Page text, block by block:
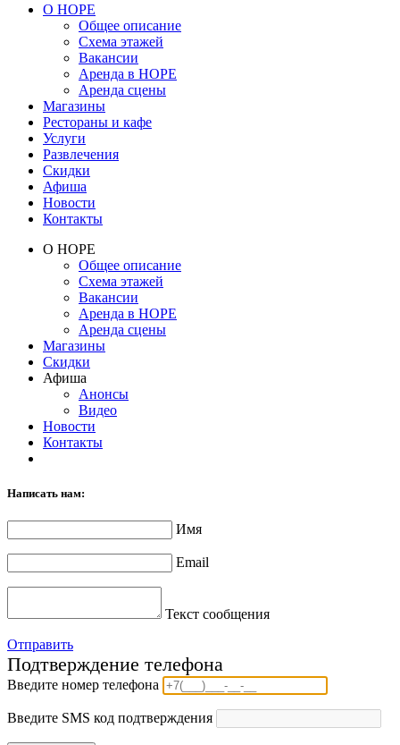
О НОРЕ
Общее описание
Схема этажей
Вакансии
Аренда в НОРЕ
Аренда сцены
Магазины
Рестораны и кафе
Услуги
Развлечения
Скидки
Афиша
Новости
Контакты
О НОРЕ
Общее описание
Схема этажей
Вакансии
Аренда в НОРЕ
Аренда сцены
Магазины
Скидки
Афиша
Анонсы
Видео
Новости
Контакты
Написать нам:
Имя
Email
Текст сообщения
Отправить
Подтверждение телефона
Введите номер телефона
Введите SMS код подтверждения